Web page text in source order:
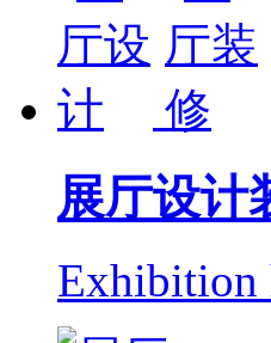
展厅设计
Exhibition